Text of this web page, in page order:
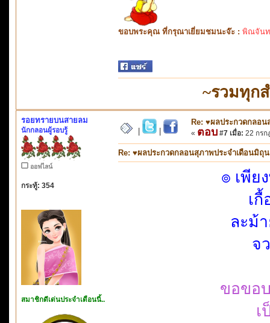
ขอบพระคุณ ที่กรุณาเยี่ยมชมนะจ๊ะ : พิณจัน
~รวมทุก
รอยทรายบนสายลม
นักกลอนผู้รอบรู้
ออฟไลน์
กระทู้: 354
สมาชิกดีเด่นประจำเดือนนี้..
Re: ♥ผลประกวดกลอ
« ตอบ #7 เมื่อ: 22 กรก
Re: ♥ผลประกวดกลอนสุภาพประจำเดือน
๏ เพีย
เ
ละม้
จ
ขอขอ
เ